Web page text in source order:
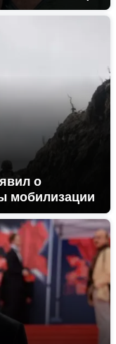
о
мобилизации